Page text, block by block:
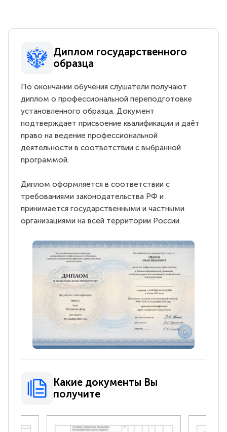
Диплом государственного
образца
По окончании обучения слушатели получают
диплом о профессиональной переподготовке
установленного образца. Документ
подтверждает присвоение квалификации и даёт
право на ведение профессиональной
деятельности в соответствии с выбранной
программой.
Диплом оформляется в соответствии с
требованиями законодательства РФ и
принимается государственными и частными
организациями на всей территории России.
Какие документы Вы
получите